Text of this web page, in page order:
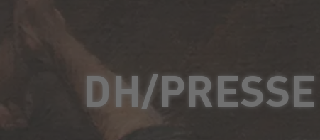
DH/PRESSE